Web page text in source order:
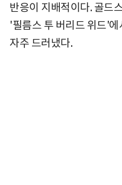
반응이 지배적이다. 골드
'필름스 투 버리드 위드'
자주 드러냈다.